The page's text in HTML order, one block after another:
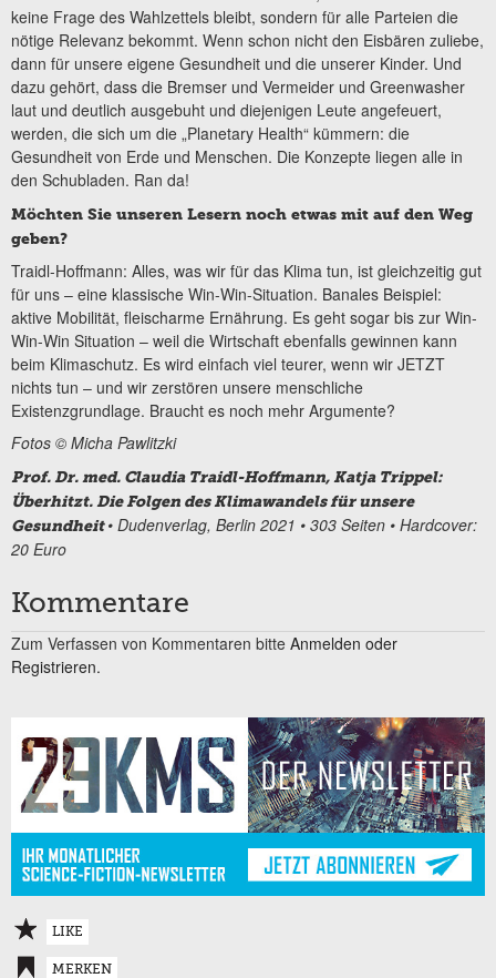
keine Frage des Wahlzettels bleibt, sondern für alle Parteien die
nötige Relevanz bekommt. Wenn schon nicht den Eisbären zuliebe,
dann für unsere eigene Gesundheit und die unserer Kinder. Und
dazu gehört, dass die Bremser und Vermeider und Greenwasher
laut und deutlich ausgebuht und diejenigen Leute angefeuert,
werden, die sich um die „Planetary Health“ kümmern: die
Gesundheit von Erde und Menschen. Die Konzepte liegen alle in
den Schubladen. Ran da!
Möchten Sie unseren Lesern noch etwas mit auf den Weg
geben?
Traidl-Hoffmann: Alles, was wir für das Klima tun, ist gleichzeitig gut
für uns – eine klassische Win-Win-Situation. Banales Beispiel:
aktive Mobilität, fleischarme Ernährung. Es geht sogar bis zur Win-
Win-Win Situation – weil die Wirtschaft ebenfalls gewinnen kann
beim Klimaschutz. Es wird einfach viel teurer, wenn wir JETZT
nichts tun – und wir zerstören unsere menschliche
Existenzgrundlage. Braucht es noch mehr Argumente?
Fotos © Micha Pawlitzki
Prof. Dr. med. Claudia Traidl-Hoffmann, Katja Trippel:
Überhitzt. Die Folgen des Klimawandels für unsere
Gesundheit• Dudenverlag, Berlin 2021 • 303 Seiten • Hardcover:
20 Euro
Kommentare
Zum Verfassen von Kommentaren bitte Anmelden oder
Registrieren.
LIKE
MERKEN